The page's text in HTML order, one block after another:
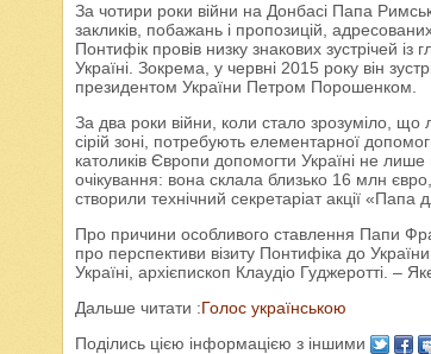
За чотири роки війни на Донбасі Папа
закликів, побажань і пропозицій,
Понтифік провів низку знакових зустрічей
Україні. Зокрема, у червні 2015 року він
президентом України Петром Порошенком.
За два роки війни, коли стало зрозуміло, що
сірій зоні, потребують елементарної
католиків Європи допомогти Україні не
очікування: вона склала близько 16 млн
створили технічний секретаріат акції
Про причини особливого ставлення Папи
про перспективи візиту Понтифіка до
Україні, архієпископ Клаудіо Гуджеротті.
Дальше читати :Голос українською
Поділись цією інформацією з іншими